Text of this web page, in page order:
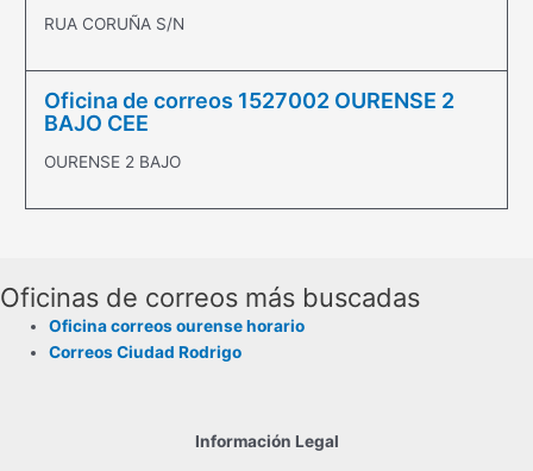
RUA CORUÑA S/N
Oficina de correos 1527002 OURENSE 2
BAJO CEE
OURENSE 2 BAJO
Oficinas de correos más buscadas
Oficina correos ourense horario
Correos Ciudad Rodrigo
Información Legal